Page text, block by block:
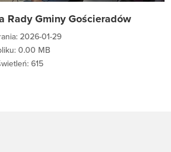
Rady Gminy Gościeradów
2026-01-29
0.00 MB
615